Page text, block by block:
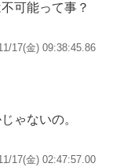
可能って事？
17(金) 09:38:45.86
ゃないの。
17(金) 02:47:57.00